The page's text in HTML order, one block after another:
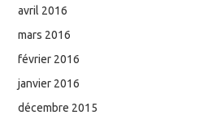
avril 2016
mars 2016
février 2016
janvier 2016
décembre 2015